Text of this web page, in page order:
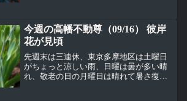
が飾られていた。ここに飾...
今週の高幡不動尊（09/16） 彼岸
花が見頃
先週末は三連休、東京多摩地区は土曜日
がちょっと涼しい雨、日曜は曇が多い晴
れ、敬老の日の月曜日は晴れて暑さ復活